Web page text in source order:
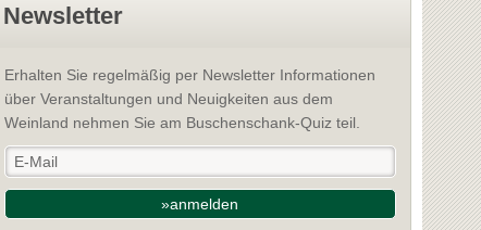
Newsletter
Erhalten Sie regelmäßig per Newsletter Informationen
über Veranstaltungen und Neuigkeiten aus dem
Weinland nehmen Sie am Buschenschank-Quiz teil.
»anmelden